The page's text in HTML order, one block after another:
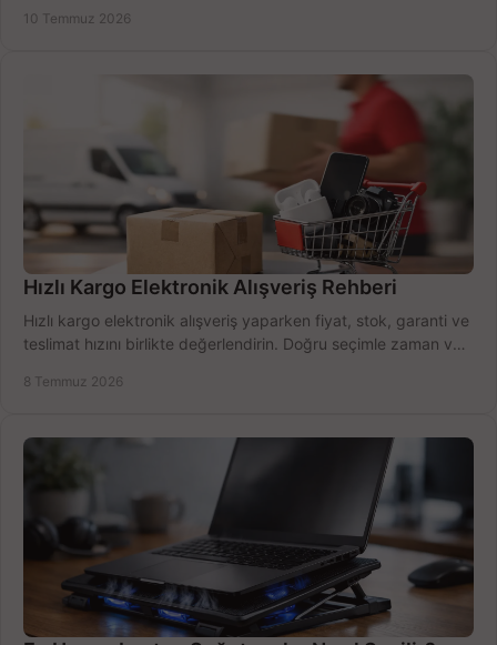
10 Temmuz 2026
Hızlı Kargo Elektronik Alışveriş Rehberi
Hızlı kargo elektronik alışveriş yaparken fiyat, stok, garanti ve
teslimat hızını birlikte değerlendirin. Doğru seçimle zaman ve
8 Temmuz 2026